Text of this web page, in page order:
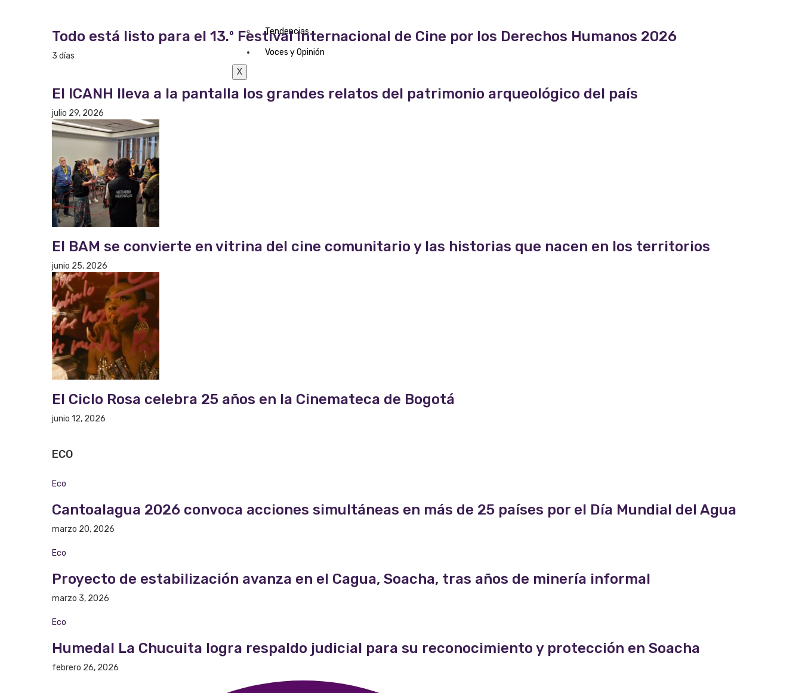
Tendencias
Voces y Opinión
X
Todo está listo para el 13.º Festival Internacional de Cine por los Derechos Humanos 2026
3 días
El ICANH lleva a la pantalla los grandes relatos del patrimonio arqueológico del país
julio 29, 2026
El BAM se convierte en vitrina del cine comunitario y las historias que nacen en los territorios
junio 25, 2026
El Ciclo Rosa celebra 25 años en la Cinemateca de Bogotá
junio 12, 2026
ECO
Eco
Cantoalagua 2026 convoca acciones simultáneas en más de 25 países por el Día Mundial del Agua
marzo 20, 2026
Eco
Proyecto de estabilización avanza en el Cagua, Soacha, tras años de minería informal
marzo 3, 2026
Eco
Humedal La Chucuita logra respaldo judicial para su reconocimiento y protección en Soacha
febrero 26, 2026